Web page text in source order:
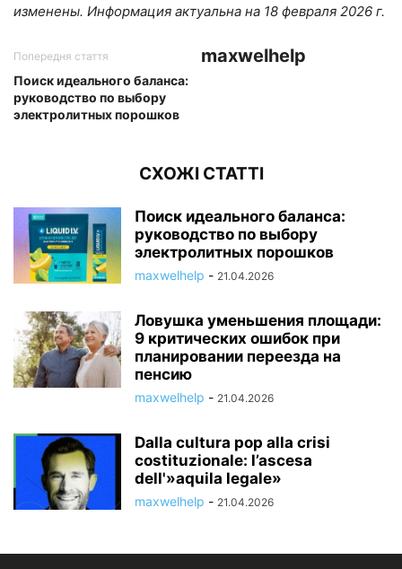
изменены. Информация актуальна на 18 февраля 2026 г.
Попередня стаття
Поиск идеального баланса:
руководство по выбору
электролитных порошков
maxwelhelp
СХОЖІ СТАТТІ
Поиск идеального баланса:
руководство по выбору
электролитных порошков
maxwelhelp - 21.04.2026
Ловушка уменьшения площади:
9 критических ошибок при
планировании переезда на
пенсию
maxwelhelp - 21.04.2026
Dalla cultura pop alla crisi
costituzionale: l’ascesa
dell'»aquila legale»
maxwelhelp - 21.04.2026